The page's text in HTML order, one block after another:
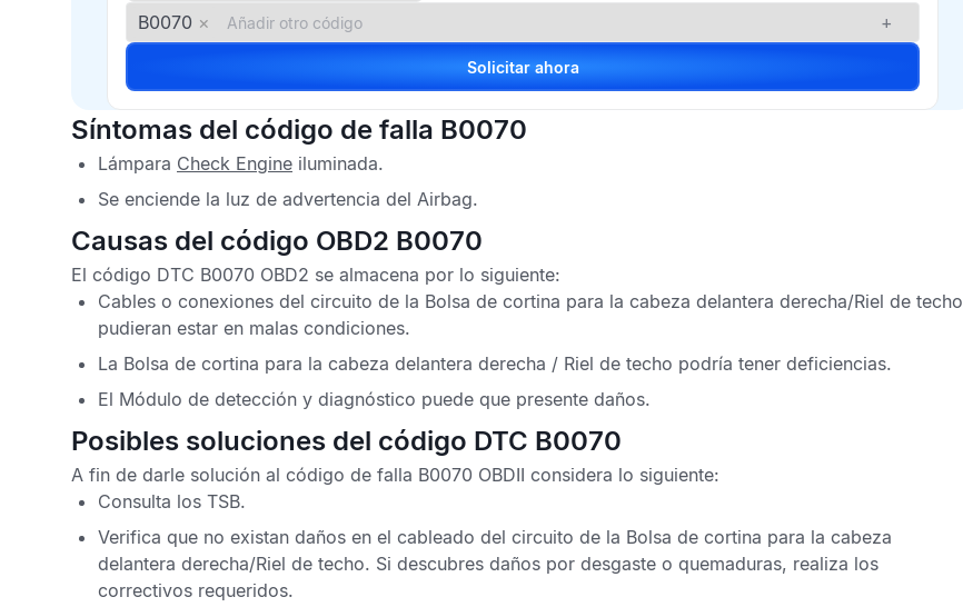
B0070 × +
Solicitar ahora
Síntomas del código de falla B0070
Lámpara Check Engine iluminada.
Se enciende la luz de advertencia del Airbag.
Causas del código OBD2 B0070
El código DTC B0070 OBD2 se almacena por lo siguiente:
Cables o conexiones del circuito de la Bolsa de cortina para la cabeza delantera derecha/Riel de techo
pudieran estar en malas condiciones.
La Bolsa de cortina para la cabeza delantera derecha / Riel de techo podría tener deficiencias.
El Módulo de detección y diagnóstico puede que presente daños.
Posibles soluciones del código DTC B0070
A fin de darle solución al código de falla B0070 OBDII considera lo siguiente:
Consulta los TSB.
Verifica que no existan daños en el cableado del circuito de la Bolsa de cortina para la cabeza
delantera derecha/Riel de techo. Si descubres daños por desgaste o quemaduras, realiza los
correctivos requeridos.